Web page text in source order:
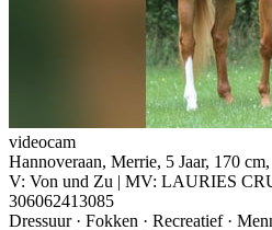
videocam
Hannoveraan, Merrie, 5 Jaar, 170
V: Von und Zu | MV: LAURIES
306062413085
Dressuur · Fokken · Recreatief ·